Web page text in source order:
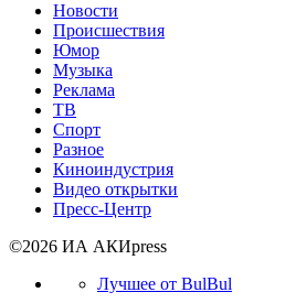
Новости
Происшествия
Юмор
Музыка
Реклама
ТВ
Спорт
Разное
Киноиндустрия
Видео открытки
Пресс-Центр
©2026 ИА АКИpress
Лучшее от BulBul